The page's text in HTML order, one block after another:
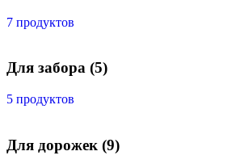
7 продуктов
Для забора (5)
5 продуктов
Для дорожек (9)